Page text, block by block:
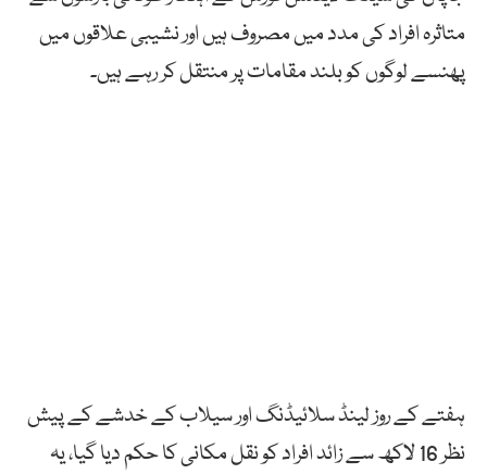
متاثرہ افراد کی مدد میں مصروف ہیں اور نشیبی علاقوں میں
پھنسے لوگوں کو بلند مقامات پر منتقل کر رہے ہیں۔
ہفتے کے روز لینڈ سلائیڈنگ اور سیلاب کے خدشے کے پیش
نظر 16 لاکھ سے زائد افراد کو نقل مکانی کا حکم دیا گیا، یہ